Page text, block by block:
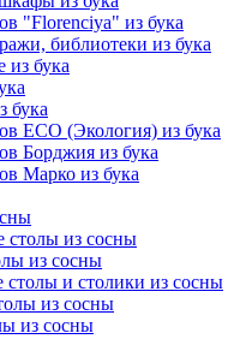
"Florenciya" из бука
библиотеки из бука
бука
бука
ECO (Экология) из бука
Борджия из бука
Марко из бука
из сосны
из сосны
и столики из сосны
из сосны
из сосны